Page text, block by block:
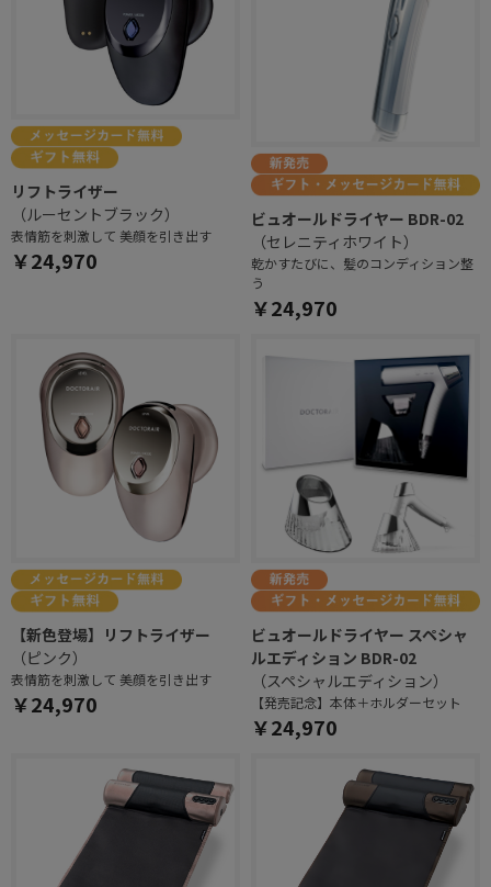
リフトライザー
（ルーセントブラック）
表情筋を刺激して 美顔を引き出す
￥24,970
ビュオールドライヤー BDR-02
（セレニティホワイト）
乾かすたびに、髪のコンディション整
う
￥24,970
【新色登場】リフトライザー
（ピンク）
表情筋を刺激して 美顔を引き出す
￥24,970
ビュオールドライヤー スペシャ
ルエディション BDR-02
（スペシャルエディション）
【発売記念】本体＋ホルダーセット
￥24,970